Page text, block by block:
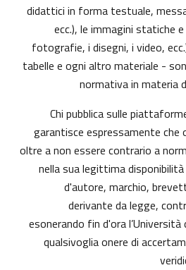
didattici in forma testuale,
ecc.), le immagini statiche
fotografie, i disegni, i video,
tabelle e ogni altro materiale -
normativa in materia
Chi pubblica sulle
garantisce espressamente che
oltre a non essere contrario a
nella sua legittima
d'autore, marchio,
derivante da legge,
esonerando fin d'ora
qualsivoglia onere di